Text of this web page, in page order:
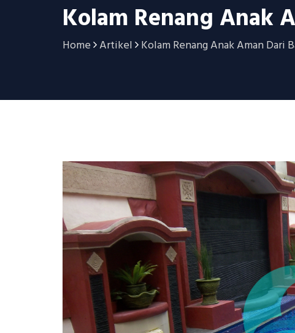
Kolam Renang Anak
Home Artikel Kolam Renang Anak Aman Dari